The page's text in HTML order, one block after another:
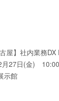
屋】社内業務DX
月27日(金)
示館